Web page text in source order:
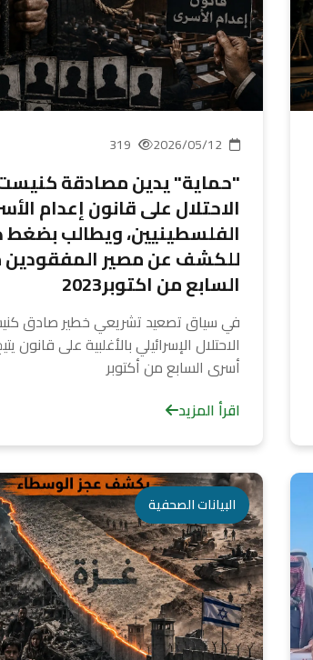
"حماية" يدين مصادقة
الاحتلال على قانون إعدام
الفلسطينيين، ويطالب بضغط
للكشف عن مصير المفقودين
السابع من اكتوبر2023
في سياق تصعيد تشريعي خطير صادق
الاحتلال الإسرائيلي بالأغلبية على قانون
أسرى السابع من أكتوبر
اقرأ المزيد
البيانات الصحفية